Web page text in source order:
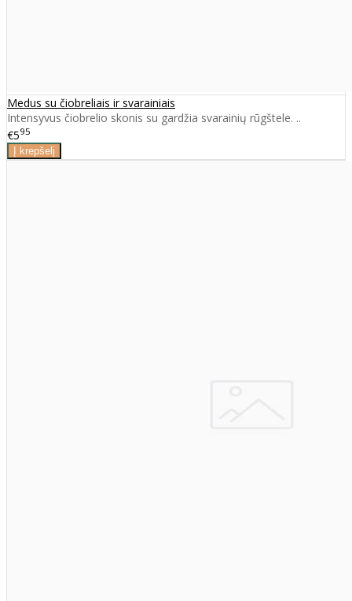
Medus su čiobreliais ir svarainiais
Intensyvus čiobrelio skonis su gardžia svarainių rūgštele. ..
€595